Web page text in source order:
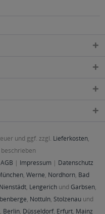
und ggf. zzgl. Lieferkosten,
AGB | Impressum | Datenschutz
, Werne, Nordhorn, Bad
Nienstädt, Lengerichund Garbsen,
, Nottuln, Stolzenau und
, Berlin, Düsseldorf, Erfurt, Mainz